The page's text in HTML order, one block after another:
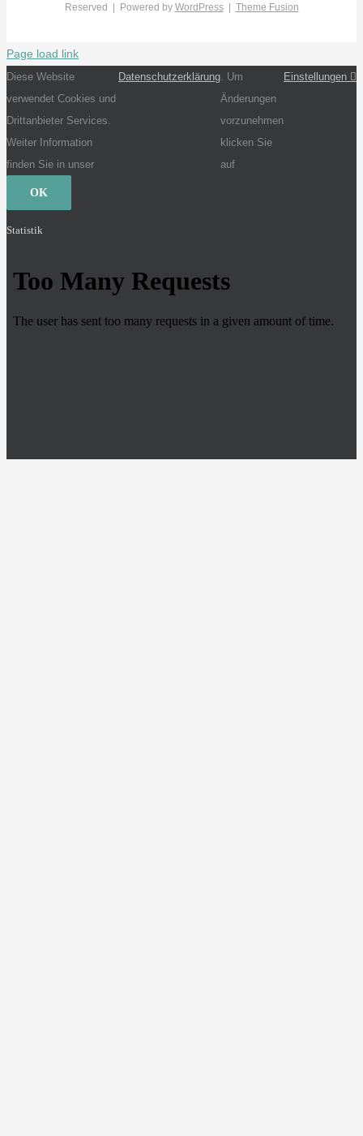
Reserved | Powered by WordPress| Theme Fusion
Page load link
Diese Website
verwendet Cookies und
Drittanbieter Services.
Weiter Information
finden Sie in unser
Datenschutzerklärung. Um
Änderungen
vorzunehmen
klicken Sie
auf
Einstellungen
OK
Statistik